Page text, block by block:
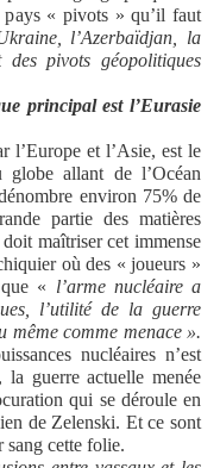
pays « pivots » qu’il faut
l’Azerbaïdjan, la
des pivots géopolitiques
principal est l’Eurasie
l’Europe et l’Asie, est le
globeallant de l’Océan
environ 75% de
partie des matières
maîtriser cet immense
oùdes « joueurs »
« l’arme nucléaire a
l’utilité de la guerre
même comme menace ».
nucléaires n’est
la guerre actuellemenée
qui se déroule en
de Zelenski. Et ce sont
sang cette folie.